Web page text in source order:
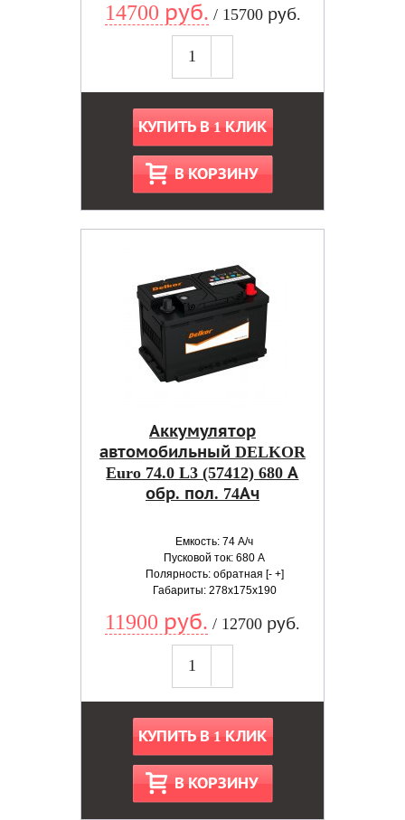
14700 руб. / 15700 руб.
КУПИТЬ В 1 КЛИК
В КОРЗИНУ
Аккумулятор
автомобильный DELKOR
Euro 74.0 L3 (57412) 680 А
обр. пол. 74Ач
Емкость: 74 А/ч
Пусковой ток: 680 А
Полярность: обратная [- +]
Габариты: 278x175x190
11900 руб. / 12700 руб.
КУПИТЬ В 1 КЛИК
В КОРЗИНУ